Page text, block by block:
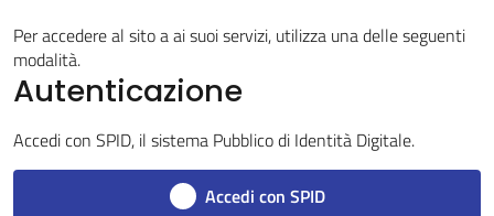
Fontanelice
Per accedere al sito a ai suoi servizi, utilizza una delle seguenti
modalità.
Autenticazione
Accedi con SPID, il sistema Pubblico di Identità Digitale.
Accedi con SPID